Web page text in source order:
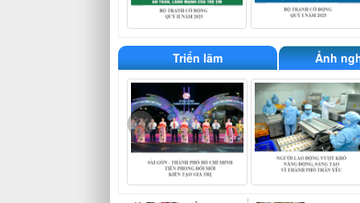
Triển lãm Ảnh